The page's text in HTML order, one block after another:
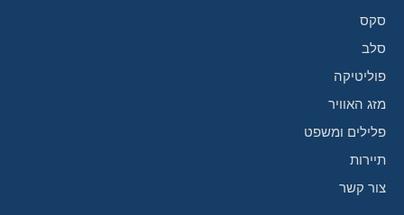
סקס
סלב
פוליטיקה
מזג האוויר
פלילים ומשפט
תיירות
צור קשר